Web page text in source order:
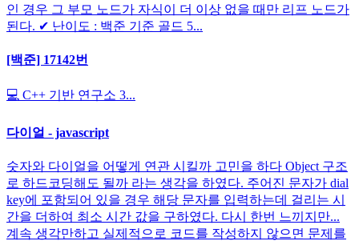
인 경우 그 부모 노드가 자식이 더 이상 없을 때만 리프 노드가
된다. ✔ 난이도 : 백준 기준 골드 5...
[백준] 17142번
💻 C++ 기반 연구소 3...
다이얼 - javascript
숫자와 다이얼을 어떻게 연관 시킬까 고민을 하다 Object 구조
로 하드코딩해도 될까 라는 생각을 하였다. 주어진 문자가 dial
key에 포함되어 있을 경우 해당 문자를 입력하는데 걸리는 시
간을 더하여 최소 시간 값을 구하였다. 다시 한번 느끼지만...
계속 생각만하고 실제적으로 코드를 작성하지 않으면 문제를